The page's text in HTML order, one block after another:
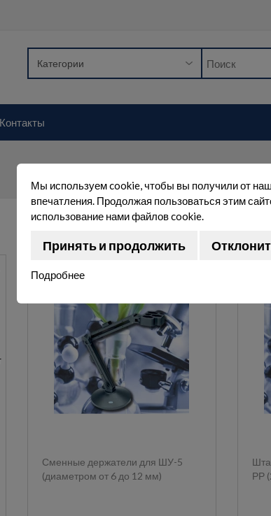
Контакты
Сменные держатели для ШУ-5
(диаметром от 6 до 12 мм)
РР
Мы используем cookie, чтобы вы получили от
впечатления. Продолжая пользоваться этим
использование нами файлов cookie.
Принять и продолжить
Подробнее